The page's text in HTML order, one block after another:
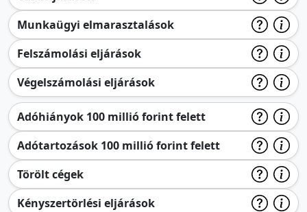
Munkaügyi elmarasztalások
Felszámolási eljárások
Végelszámolási eljárások
Adóhiányok 100 millió forint felett
Adótartozások 100 millió forint felett
Törölt cégek
Kényszertörlési eljárások